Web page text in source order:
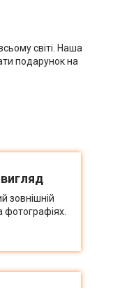
світі. Наша
подарунок на
зовнішній
фотографіях.